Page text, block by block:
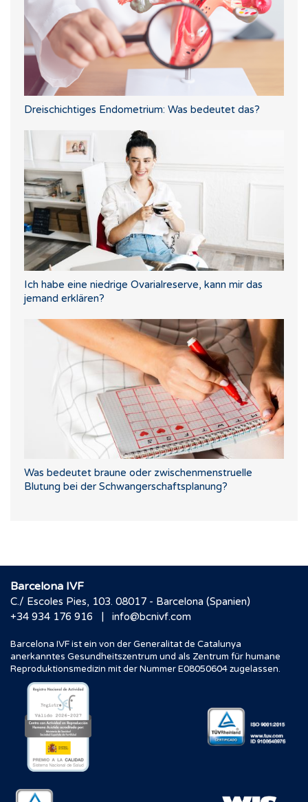
Dreischichtiges Endometrium: Was bedeutet das?
Ich habe eine niedrige Ovarialreserve, kann mir das
jemand erklären?
Was bedeutet braune oder zwischenmenstruelle
Blutung bei der Schwangerschaftsplanung?
Barcelona IVF
C./ Escoles Pies, 103. 08017 - Barcelona (Spanien)
+34 934 176 916
| info@bcnivf.com
Barcelona IVF ist ein von der Generalitat de Catalunya
anerkanntes Gesundheitszentrum und als Zentrum für humane
Reproduktionsmedizin mit der Nummer E08050604 zugelassen.